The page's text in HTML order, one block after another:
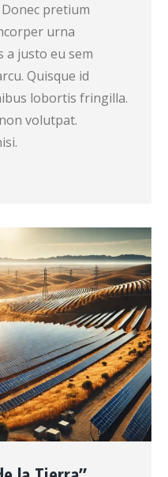
pretium
urna
a justo eu sem
Quisque id
lobortis fringilla.
volutpat.